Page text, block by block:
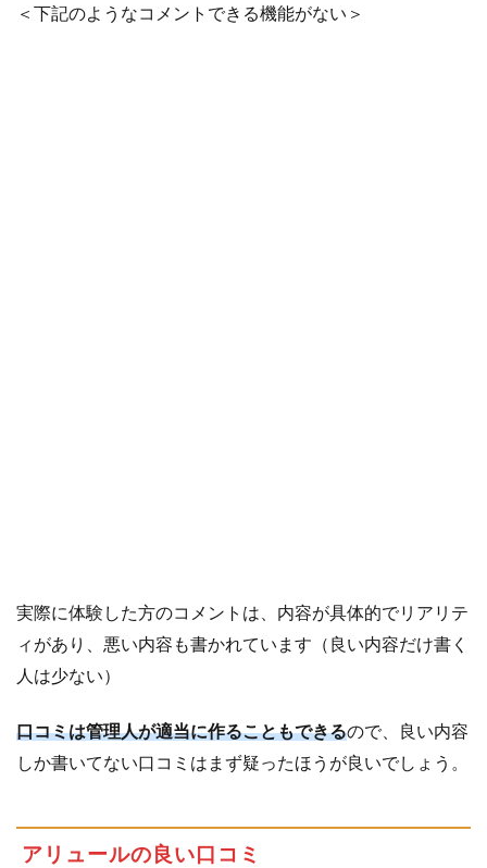
＜下記のようなコメントできる機能がない＞
実際に体験した方のコメントは、内容が具体的でリアリテ
ィがあり、悪い内容も書かれています（良い内容だけ書く
人は少ない）
口コミは管理人が適当に作ることもできるので、良い内容
しか書いてない口コミはまず疑ったほうが良いでしょう。
アリュールの良い口コミ